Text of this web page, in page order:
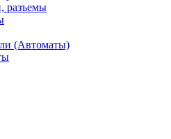
разъемы
(Автоматы)